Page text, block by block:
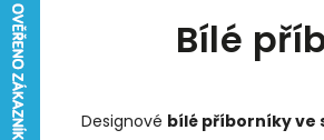
Pohovky a křesla
skladem
Světla skladem
Bílé
Designové bílé příborníky ve